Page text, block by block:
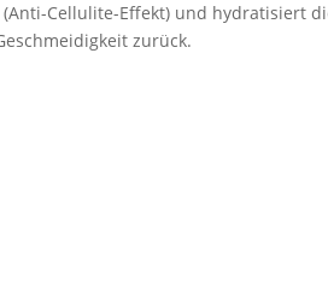
Cellulite-Effekt) und hydratisiert
zurück.